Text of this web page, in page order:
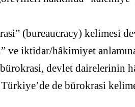
(bureaucracy) kelimesi
ve iktidar/hâkimiyet
devlet dairelerinin
de bürokrasi